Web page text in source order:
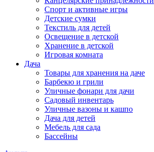
Спорт и активные игры
Детские сумки
Текстиль для детей
Освещение в детской
Хранение в детской
Игровая комната
Дача
Товары для хранения на даче
Барбекю и грили
Уличные фонари для дачи
Садовый инвентарь
Уличные вазоны и кашпо
Дача для детей
Мебель для сада
Бассейны